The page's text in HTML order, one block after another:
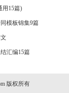
用15篇)
同模板锦集9篇
汇编15篇
版权所有